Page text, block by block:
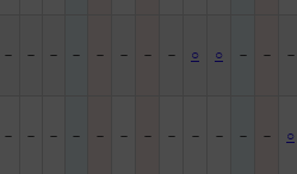
－ － － － － － － － ○ ○ － － －
－ － － － － － － － － － － － ○